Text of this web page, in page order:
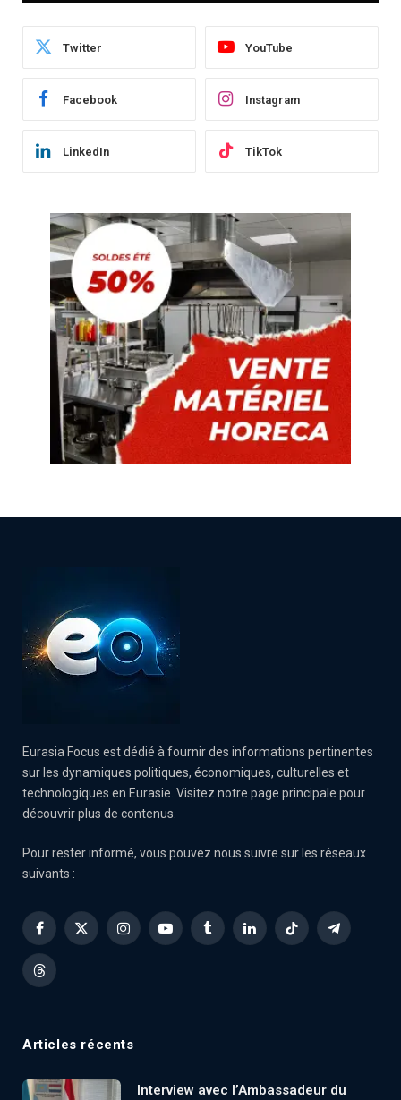
Twitter YouTube
Facebook Instagram
LinkedIn TikTok
Eurasia Focus est dédié à fournir des informations pertinentes
sur les dynamiques politiques, économiques, culturelles et
technologiques en Eurasie. Visitez notre page principale pour
découvrir plus de contenus.
Pour rester informé, vous pouvez nous suivre sur les réseaux
suivants :
Facebook
X
InstagramYouTubeTumblrLinkedInTikTok Telegram
Threads
Articles récents
Interview avec l’Ambassadeur du